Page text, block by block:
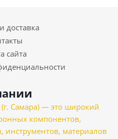
доставка
сайта
Самара) — это широкий
компонентов,
материалов